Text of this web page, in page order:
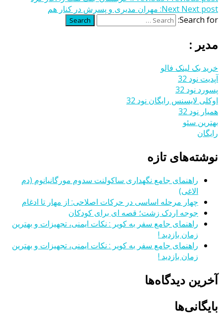
Next Next post:
مهران مدیری و پسرش در کنار هم
Search for:
Search
مدیر :
خرید بک لینک فالو
آپدیت نود 32
پسورد نود 32
اوکلی لایسنس رایگان نود 32
همیار نود 32
بهترین سئو
رایگان
نوشته‌های تازه
راهنمای جامع نگهداری ساکولنت سدوم مورگانیانوم (دم
الاغی)
چهار مرحله اساسی در حرکات اصلاحی: از مهار تا ادغام
جوجه اردک زشت؛ قصه ای برای کودکان
راهنمای جامع سفر به کویر : نکات ایمنی، تجهیزات و بهترین
زمان بازدید !
راهنمای جامع سفر به کویر : نکات ایمنی، تجهیزات و بهترین
زمان بازدید !
آخرین دیدگاه‌ها
بایگانی‌ها